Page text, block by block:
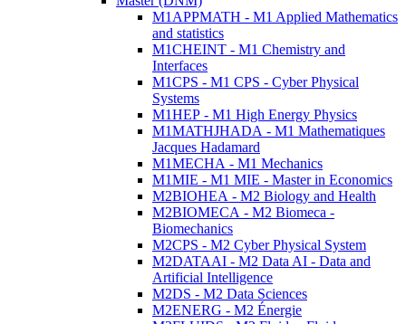
M1APPMATH - M1 Applied Mathematics
and statistics
M1CHEINT - M1 Chemistry and
Interfaces
M1CPS - M1 CPS - Cyber Physical
Systems
M1HEP - M1 High Energy Physics
M1MATHJHADA - M1 Mathematiques
Jacques Hadamard
M1MECHA - M1 Mechanics
M1MIE - M1 MIE - Master in Economics
M2BIOHEA - M2 Biology and Health
M2BIOMECA - M2 Biomeca -
Biomechanics
M2CPS - M2 Cyber Physical System
M2DATAAI - M2 Data AI - Data and
Artificial Intelligence
M2DS - M2 Data Sciences
M2ENERG - M2 Énergie